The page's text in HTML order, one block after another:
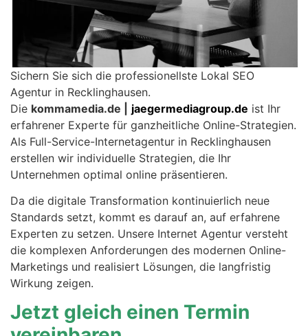
Sichern Sie sich die professionellste Lokal SEO
Agentur in Recklinghausen.
Die kommamedia.de | jaegermediagroup.de ist Ihr
erfahrener Experte für ganzheitliche Online-Strategien.
Als Full-Service-Internetagentur in Recklinghausen
erstellen wir individuelle Strategien, die Ihr
Unternehmen optimal online präsentieren.
Da die digitale Transformation kontinuierlich neue
Standards setzt, kommt es darauf an, auf erfahrene
Experten zu setzen. Unsere Internet Agentur versteht
die komplexen Anforderungen des modernen Online-
Marketings und realisiert Lösungen, die langfristig
Wirkung zeigen.
Jetzt gleich einen Termin